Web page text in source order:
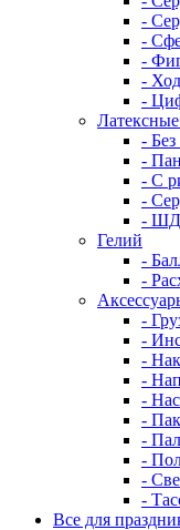
-
-
-
-
-
-
-
- С
-
-
Гелий
-
-
-
-
-
-
-
-
-
-
-
-
Все для